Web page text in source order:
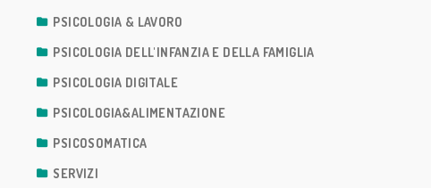
PSICOLOGIA & LAVORO
PSICOLOGIA DELL'INFANZIA E DELLA FAMIGLIA
PSICOLOGIA DIGITALE
PSICOLOGIA&ALIMENTAZIONE
PSICOSOMATICA
SERVIZI